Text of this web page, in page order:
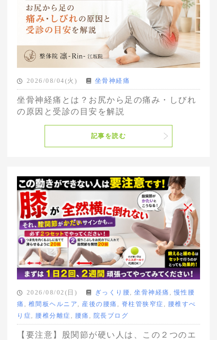
2026/08/04(火) 坐骨神経痛
坐骨神経痛とは？お尻から足の痛み・しびれ
の原因と受診の目安を解説
記事を読む
2026/08/02(日) ぎっくり腰 坐骨神経痛
慢性腰
痛
椎間板ヘルニア 産後の腰痛 脊柱管狭窄症
腰椎すべ
り症
腰椎分離症 腰痛 院長ブログ
【要注意】股関節が硬い人は、この２つのエ